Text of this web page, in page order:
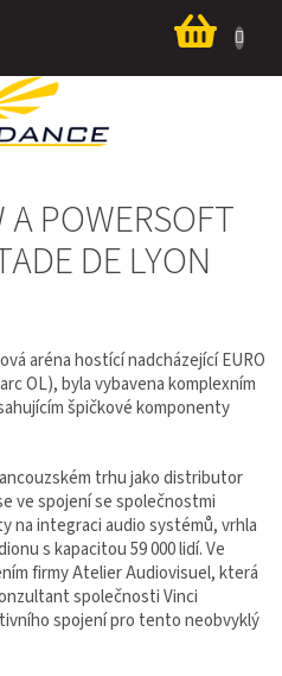
košík
POWERSOFT
DE LYON
aréna hostící nadcházející EURO
OL), byla vybavena komplexním
špičkové komponenty
trhu jako distributor
ve spojení se společnostmi
na integraci audio systémů, vrhla
s kapacitou 59 000 lidí. Ve
firmy Atelier Audiovisuel, která
společnosti Vinci
spojení pro tento neobvyklý